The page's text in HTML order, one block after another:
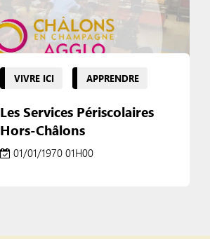
VIVRE ICI APPRENDRE
Les Services Périscolaires
Hors-Châlons
01/01/1970 01H00